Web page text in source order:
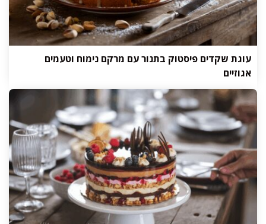
עוגת שקדים פיסטוק בתנור עם מרקם נימוח וטעמים
אגוזיים